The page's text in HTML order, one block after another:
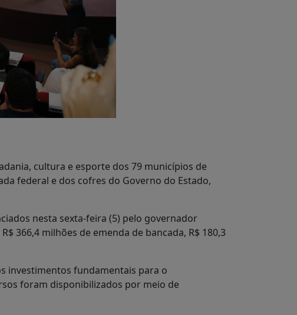
cultura e esporte dos 79 municípios de
federal e dos cofres do Governo do Estado,
nesta sexta-feira (5) pelo governador
366,4 milhões de emenda de bancada, R$ 180,3
investimentos fundamentais para o
foram disponibilizados por meio de